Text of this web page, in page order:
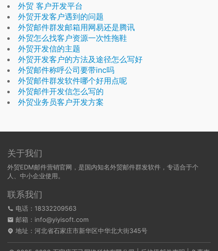
外贸 客户开发平台
外贸开发客户遇到的问题
外贸邮件群发邮箱用网易还是腾讯
外贸怎么找客户资源一次性拖鞋
外贸开发信的主题
外贸开发客户的方法及途径怎么写好
外贸邮件称呼公司要带inc吗
外贸邮件群发软件哪个好用点呢
外贸邮件开发信怎么写的
外贸业务员客户开发方案
关于我们
外贸EDM邮件营销官网，是国内知名外贸邮件群发软件，专适合于个
人、中小企业使用。
联系我们
电话：18332209563
邮箱：info@yiyisoft.com
地址：河北省石家庄市新华区中华北大街345号